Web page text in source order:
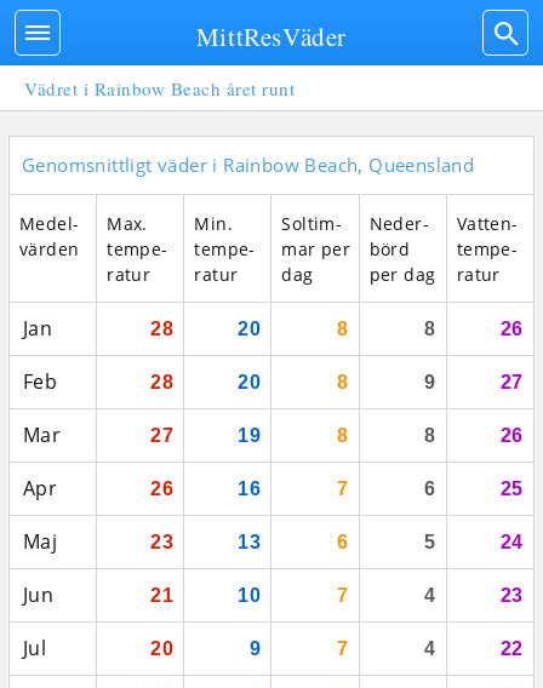
Vädret i Rainbow Beach året runt
Genomsnittligt väder i Rainbow Beach, Queensland
Medel­
vär­den
Max.
tempe­
ratur
Min.
tempe­
ratur
Sol­tim­
mar per
dag
Neder­
börd
per dag
Vatten­
tempe­
ratur
Jan 28 20 8 8 26
Feb 28 20 8 9 27
Mar 27 19 8 8 26
Apr 26 16 7 6 25
Maj 23 13 6 5 24
Jun 21 10 7 4 23
Jul 20 9 7 4 22
MittResVäder